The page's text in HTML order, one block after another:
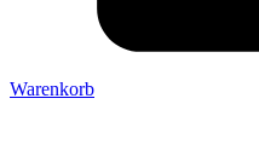
Warenkorb